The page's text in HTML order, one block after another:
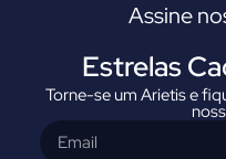
Assine
Estrelas
Torne-se um Arietis e